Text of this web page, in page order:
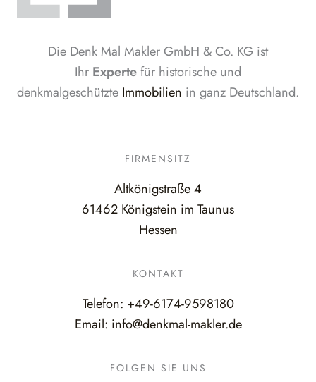
Die Denk Mal Makler GmbH & Co. KG ist
Ihr Expertefür historische und
denkmalgeschützte Immobilien in ganz Deutschland.
FIRMENSITZ
Altkönigstraße 4
61462 Königstein im Taunus
Hessen
KONTAKT
Telefon: +49-6174-9598180
Email: info@denkmal-makler.de
FOLGEN SIE UNS